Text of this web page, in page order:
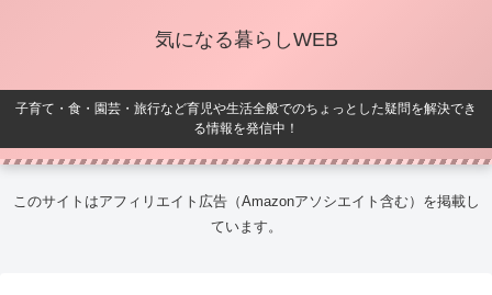
気になる暮らしWEB
子育て・食・園芸・旅行など育児や生活全般でのちょっとした疑問を解決でき
る情報を発信中！
このサイトはアフィリエイト広告（Amazonアソシエイト含む）を掲載し
ています。